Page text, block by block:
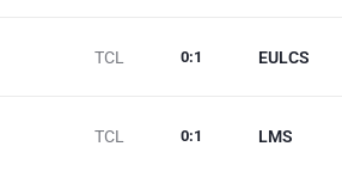
TCL EULCS
0:1
TCL LMS
0:1